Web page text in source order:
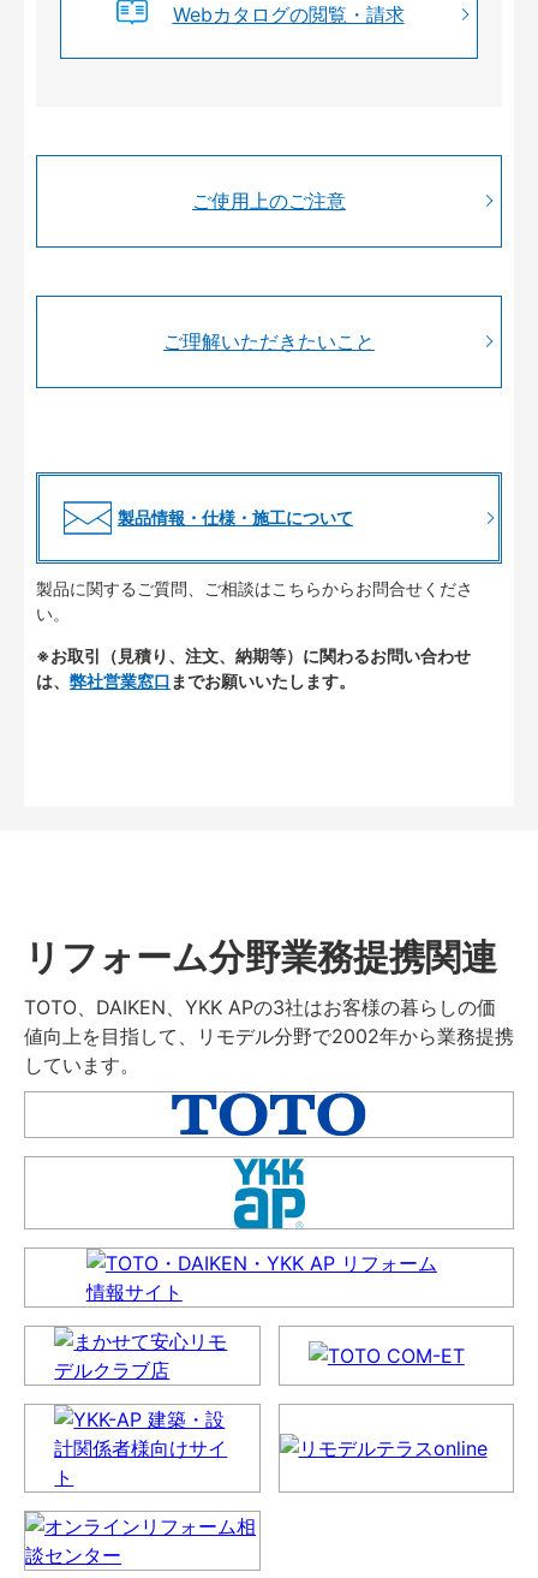
Webカタログの閲覧・請求
ご使用上のご注意
ご理解いただきたいこと
製品情報・仕様・施工について
製品に関するご質問、ご相談はこちらからお問合せくださ
い。
※お取引（見積り、注文、納期等）に関わるお問い合わせ
は、 弊社営業窓口 までお願いいたします。
リフォーム分野業務提携関連
TOTO、DAIKEN、YKK APの3社はお客様の暮らしの価
値向上を目指して、リモデル分野で2002年から業務提携
しています。